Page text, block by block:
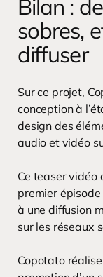
Bilan :
sobres,
diffuser
Sur ce projet,
conception à
design des
audio et vidéo
Ce teaser vidéo
premier
à une diffusion
sur les réseaux
Copotato